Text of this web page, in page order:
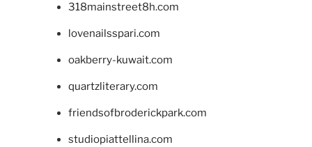
318mainstreet8h.com
lovenailsspari.com
oakberry-kuwait.com
quartzliterary.com
friendsofbroderickpark.com
studiopiattellina.com